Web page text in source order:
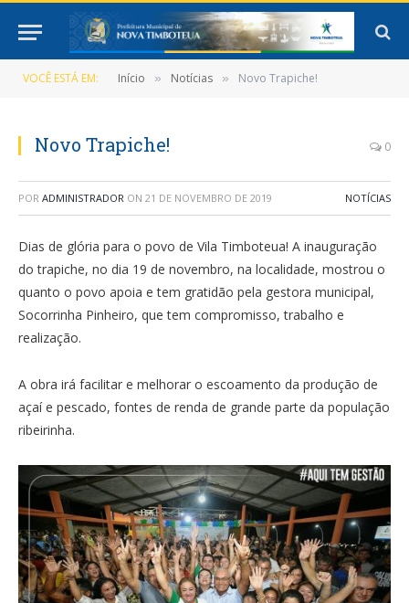
VOCÊ ESTÁ EM: Início » Notícias » Novo Trapiche!
Novo Trapiche! 0
POR ADMINISTRADOR ON 21 DE NOVEMBRO DE 2019 NOTÍCIAS
Dias de glória para o povo de Vila Timboteua! A inauguração
do trapiche, no dia 19 de novembro, na localidade, mostrou o
quanto o povo apoia e tem gratidão pela gestora municipal,
Socorrinha Pinheiro, que tem compromisso, trabalho e
realização.
A obra irá facilitar e melhorar o escoamento da produção de
açaí e pescado, fontes de renda de grande parte da população
ribeirinha.